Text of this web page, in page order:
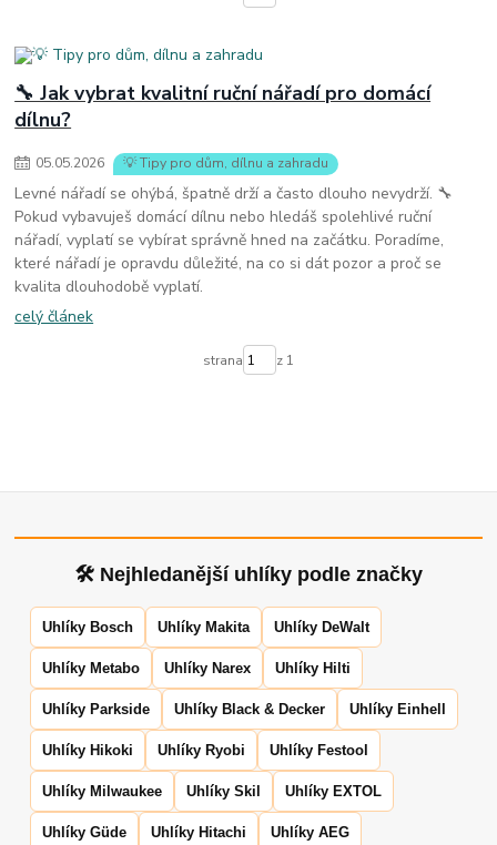
🔧 Jak vybrat kvalitní ruční nářadí pro domácí
dílnu?
05.05.2026 💡 Tipy pro dům, dílnu a zahradu
Levné nářadí se ohýbá, špatně drží a často dlouho nevydrží. 🔧
Pokud vybavuješ domácí dílnu nebo hledáš spolehlivé ruční
nářadí, vyplatí se vybírat správně hned na začátku. Poradíme,
které nářadí je opravdu důležité, na co si dát pozor a proč se
kvalita dlouhodobě vyplatí.
celý článek
strana z 1
🛠 Nejhledanější uhlíky podle značky
Uhlíky Bosch Uhlíky Makita Uhlíky DeWalt
Uhlíky Metabo Uhlíky Narex Uhlíky Hilti
Uhlíky Parkside Uhlíky Black & Decker Uhlíky Einhell
Uhlíky Hikoki Uhlíky Ryobi Uhlíky Festool
Uhlíky Milwaukee Uhlíky Skil Uhlíky EXTOL
Uhlíky Güde Uhlíky Hitachi Uhlíky AEG